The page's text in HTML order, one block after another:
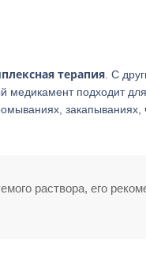
терапия . С
медикамент подходит
раствора, его